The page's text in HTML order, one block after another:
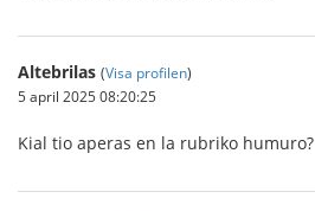
Altebrilas (Visa profilen)
5 april 2025 08:20:25
Kial tio aperas en la rubriko humuro?